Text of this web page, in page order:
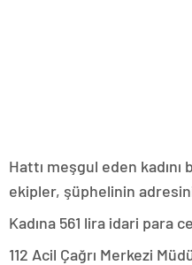
Hattı meşgul eden
ekipler, şüphelinin
Kadına 561 lira idari para
112 Acil Çağrı Merkezi